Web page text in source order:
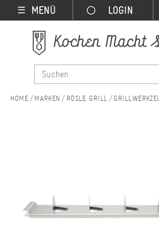
☰ MENÜ
MARKEN RÖSLE GRILL